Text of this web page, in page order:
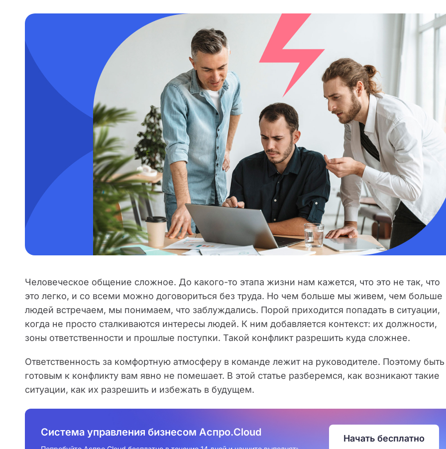
Человеческое общение сложное. До какого-то этапа жизни нам кажется, что это не так, что
это легко, и со всеми можно договориться без труда. Но чем больше мы живем, чем больше
людей встречаем, мы понимаем, что заблуждались. Порой приходится попадать в ситуации,
когда не просто сталкиваются интересы людей. К ним добавляется контекст: их должности,
зоны ответственности и прошлые поступки. Такой конфликт разрешить куда сложнее.
Ответственность за комфортную атмосферу в команде лежит на руководителе. Поэтому быть
готовым к конфликту вам явно не помешает. В этой статье разберемся, как возникают такие
ситуации, как их разрешить и избежать в будущем.
Система управления бизнесом Аспро.Cloud
Начать бесплатно